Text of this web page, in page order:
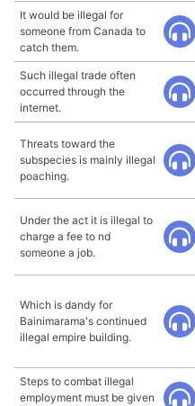
It would be illegal for
someone from Canada to
catch them.
Such illegal trade often
occurred through the
internet.
Threats toward the
subspecies is mainly illegal
poaching.
Under the act it is illegal to
charge a fee to nd
someone a job.
Which is dandy for
Bainimarama's continued
illegal empire building.
Steps to combat illegal
employment must be given